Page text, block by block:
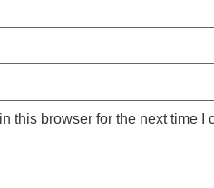
this browser for the next time I